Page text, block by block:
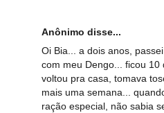
Anônimo disse...
Oi Bia... a dois anos,
com meu Dengo... ficou
voltou pra casa, tomava
mais uma semana...
ração especial, não sabia